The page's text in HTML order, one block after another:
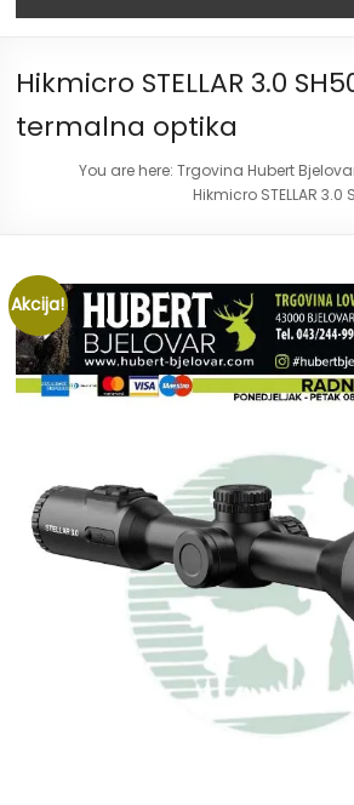
Hikmicro STELLAR 3.0
termalna optika
You are here: Trgovina Hubert
Hikmicro STELLAR
Akcija!